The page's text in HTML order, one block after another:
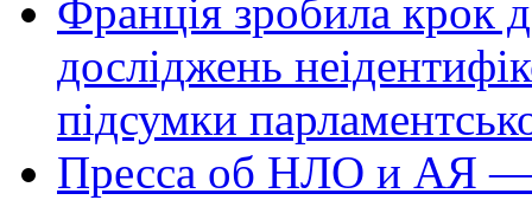
Франція зробила крок
досліджень
підсумки
Пресса об НЛО и АЯ —